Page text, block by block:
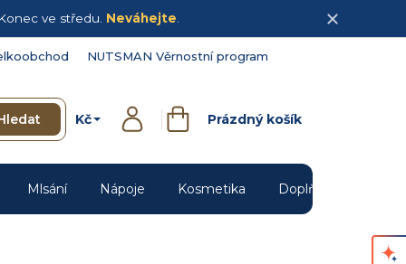
ve středu. Neváhejte
NUTSMAN Věrnostní program
Kč
PřihlášeníNákupní
Prázdný košík
Mlsání Nápoje Kosmetika Doplňky